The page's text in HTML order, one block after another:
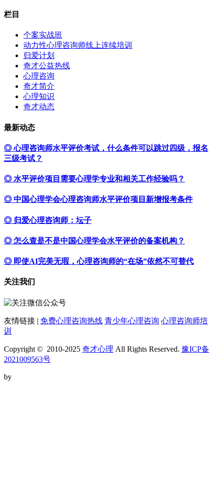
栏目
个案实战班
动力性心理咨询师线上连续培训
归爱计划
奇才公益热线
心理咨询
奇才简介
心理知识
奇才动态
最新动态
◎ 心理咨询师水平评价考试，什么条件可以跳过四级，报名
三级考试？
◎ 水平评价项目需要心理学专业和相关工作经验吗？
◎ 中国心理学会心理咨询师水平评价项目新增报考条件
◎ 归爱心理咨询师：坛子
◎ 怎么查是不是中国心理学会水平评价的备案机构？
◎ 即使AI完美无瑕，心理咨询师的“在场”依然不可替代
关注我们
友情链接 | 免费心理咨询热线 青少年心理咨询 心理咨询师培
训
Copyright © 2010-2025 奇才心理 All Rights Reserved. 豫ICP备
2021009563号
by